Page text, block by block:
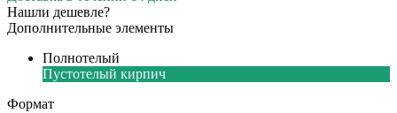
Нашли дешевле?
Дополнительные элементы
Полнотелый
Пустотелый кирпич
Формат